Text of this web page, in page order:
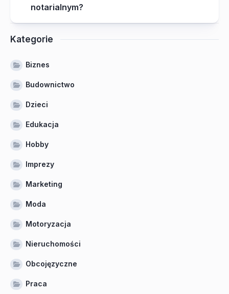
notarialnym?
Kategorie
Biznes
Budownictwo
Dzieci
Edukacja
Hobby
Imprezy
Marketing
Moda
Motoryzacja
Nieruchomości
Obcojęzyczne
Praca